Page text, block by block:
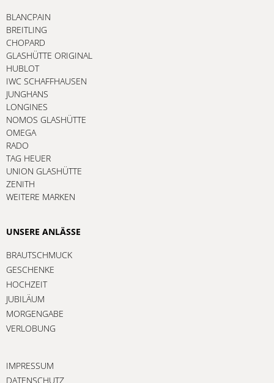
BLANCPAIN
BREITLING
CHOPARD
GLASHÜTTE ORIGINAL
HUBLOT
IWC SCHAFFHAUSEN
JUNGHANS
LONGINES
NOMOS GLASHÜTTE
OMEGA
RADO
TAG HEUER
UNION GLASHÜTTE
ZENITH
WEITERE MARKEN
UNSERE ANLÄSSE
BRAUTSCHMUCK
GESCHENKE
HOCHZEIT
JUBILÄUM
MORGENGABE
VERLOBUNG
IMPRESSUM
DATENSCHUTZ